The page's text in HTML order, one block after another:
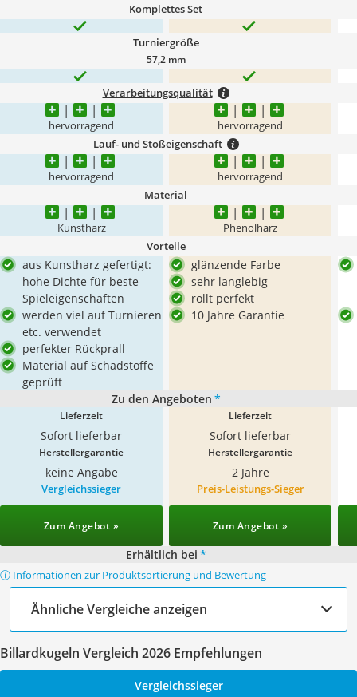
Komplettes Set
Turniergröße
57,2 mm
Verarbeitungsqualität
hervorragend hervorragend
Lauf- und Stoßeigenschaft
hervorragend hervorragend
Material
Kunstharz Phenolharz
Vorteile
aus Kunstharz gefertigt:
hohe Dichte für beste
Spieleigenschaften
werden viel auf Turnieren
etc. verwendet
perfekter Rückprall
Material auf Schadstoffe
geprüft
glänzende Farbe
sehr langlebig
rollt perfekt
10 Jahre Garantie
Zu den Angeboten *
Lieferzeit
Sofort lieferbar
Lieferzeit
Sofort lieferbar
Herstellergarantie
keine Angabe
Herstellergarantie
2 Jahre
Vergleichssieger
Zum Angebot »
Preis-Leistungs-Sieger
Zum Angebot »
Erhältlich bei *
ⓘ Informationen zur Produktsortierung und Bewertung
Ähnliche Vergleiche anzeigen
Billardkugeln Vergleich 2026 Empfehlungen
Vergleichssieger